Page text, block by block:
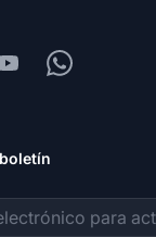
Whatsapp
electrónico